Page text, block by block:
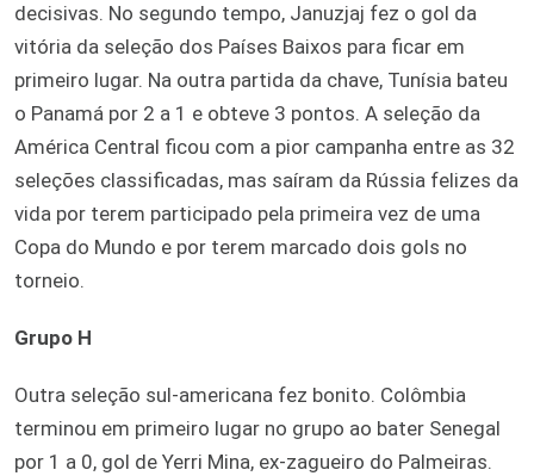
decisivas. No segundo tempo, Januzjaj fez o gol da
vitória da seleção dos Países Baixos para ficar em
primeiro lugar. Na outra partida da chave, Tunísia bateu
o Panamá por 2 a 1 e obteve 3 pontos. A seleção da
América Central ficou com a pior campanha entre as 32
seleções classificadas, mas saíram da Rússia felizes da
vida por terem participado pela primeira vez de uma
Copa do Mundo e por terem marcado dois gols no
torneio.
Grupo H
Outra seleção sul-americana fez bonito. Colômbia
terminou em primeiro lugar no grupo ao bater Senegal
por 1 a 0, gol de Yerri Mina, ex-zagueiro do Palmeiras.